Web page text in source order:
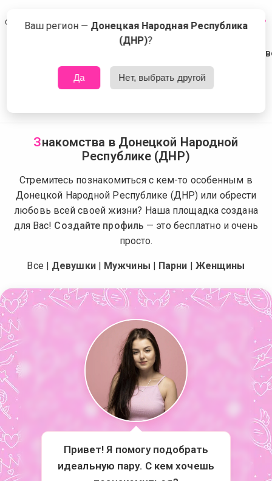
Сейчас знакомятся в Донецкой Народной Республике (ДНР) Что это?
Знакомства в Донецкой Народной
Республике (ДНР)
Стремитесь познакомиться с кем-то особенным в
Донецкой Народной Республике (ДНР) или обрести
любовь всей своей жизни? Наша площадка создана
для Вас! Создайте профиль — это бесплатно и очень
просто.
Все | Девушки| Мужчины | Парни | Женщины
Привет! Я помогу подобрать
идеальную пару. С кем хочешь
Ваш регион — Донецкая Народная Республика
(ДНР)?
Да Нет, выбрать другой